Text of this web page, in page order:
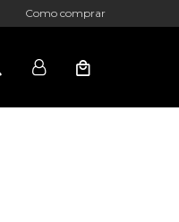
Como comprar